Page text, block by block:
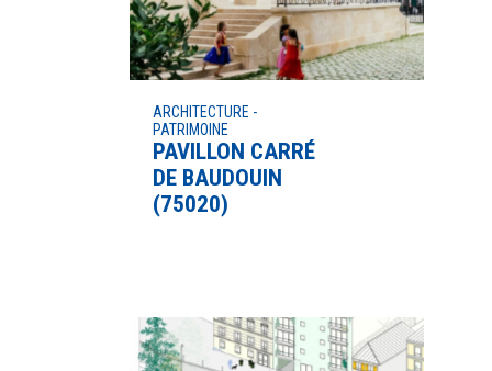
ARCHITECTURE -
PATRIMOINE
PAVILLON CARRÉ
DE BAUDOUIN
(75020)